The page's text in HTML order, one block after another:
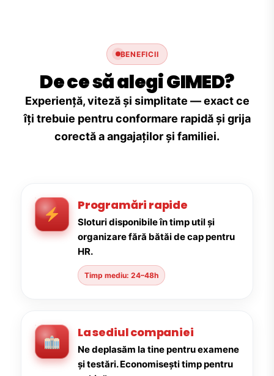
BENEFICII
De ce să alegi GIMED?
Experiență, viteză și simplitate — exact ce
îți trebuie pentru conformare rapidă și grija
corectă a angajaților și familiei.
Programări rapide
Sloturi disponibile în timp util și
organizare fără bătăi de cap pentru
HR.
Timp mediu: 24–48h
La sediul companiei
Ne deplasăm la tine pentru examene
și testări. Economisești timp pentru